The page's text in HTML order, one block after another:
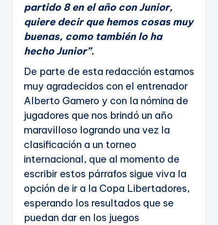
partido 8 en el año con Junior,
quiere decir que hemos cosas muy
buenas, como también lo ha
hecho Junior”.
De parte de esta redacción estamos
muy agradecidos con el entrenador
Alberto Gamero y con la nómina de
jugadores que nos brindó un año
maravilloso logrando una vez la
clasificación a un torneo
internacional, que al momento de
escribir estos párrafos sigue viva la
opción de ir a la Copa Libertadores,
esperando los resultados que se
puedan dar en los juegos